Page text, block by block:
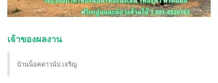
เจ้าของผลงาน
บ้านน็อคดาวน์ป.เจริญ